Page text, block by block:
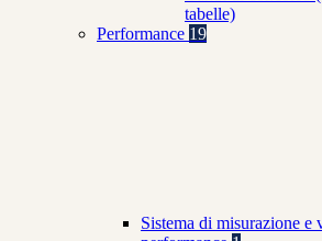
tabelle)
Performance 19
Sistema di misurazione e